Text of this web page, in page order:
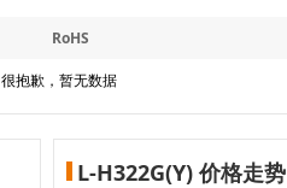
RoHS
很抱歉，暂无数据
L-H322G(Y) 价格走势